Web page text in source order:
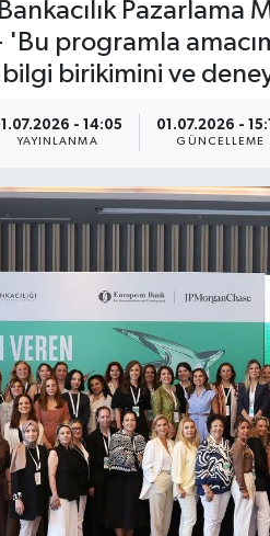
'Bu programla
birikimini ve
- 14:05
YAYINLANMA
01.07.2026 -
GÜNCELLEME